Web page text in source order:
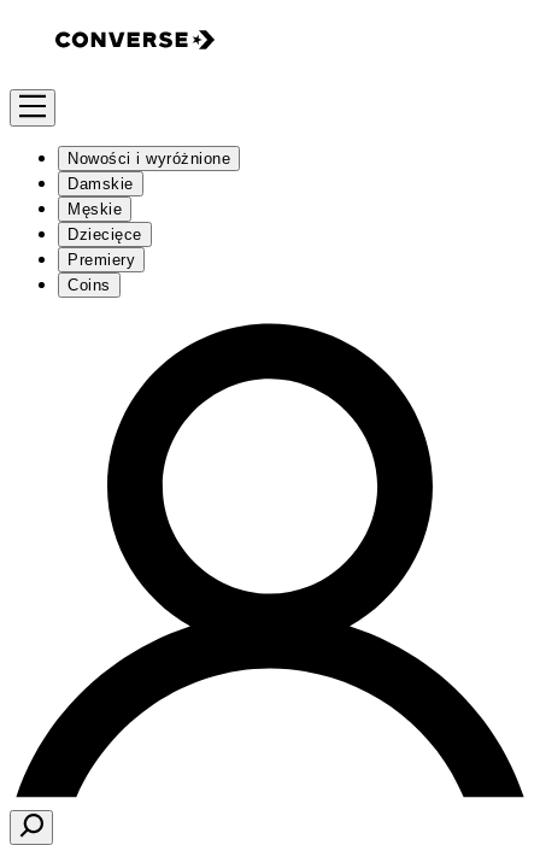
Nowości i wyróżnione
Damskie
Męskie
Dziecięce
Premiery
Coins